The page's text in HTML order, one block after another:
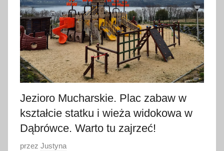
c
a
2
0
2
6
Jezioro Mucharskie. Plac zabaw w
kształcie statku i wieża widokowa w
Dąbrówce. Warto tu zajrzeć!
O
przez Justyna